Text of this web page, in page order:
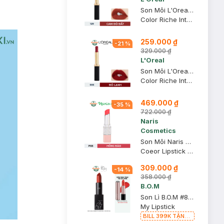
Son Môi L'Oreal Mịn Lì 129 I Lead - Cam Đỏ Đất 1.7g
Color Riche Intense Volume Matte
-21% 259.000 ₫
329.000 ₫
L'Oreal
Son Môi L'Oreal Mịn Lì Căng Mướt 666 I Win - Đỏ Lạnh 1.7g
Color Riche Intense Volume Matte
-35% 469.000 ₫
722.000 ₫
Naris
Cosmetics
Son Môi Naris Cosmetics Coeor P03 Hồng Đào 3.2g
Coeor Lipstick P03
-14 % 309.000 ₫
358.000 ₫
B.O.M
Son Lì B.O.M #808 My Warm Red - Đỏ Đất 3.5g
My Lipstick
BILL 399K TẶNG